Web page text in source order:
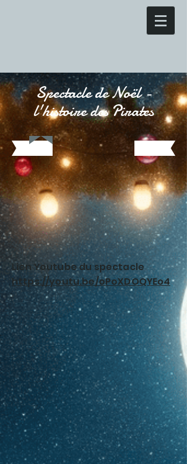
Spectacle de Noël -
l'histoire des Pirates
Lien Youtube du spectacle
https://youtu.be/oPoXDOQYEo4